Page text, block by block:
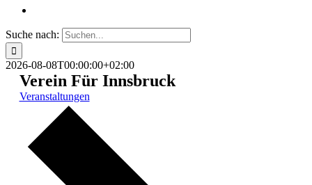
Suche nach:
2026-08-08T00:00:00+02:00
Verein Für Innsbruck
Veranstaltungen